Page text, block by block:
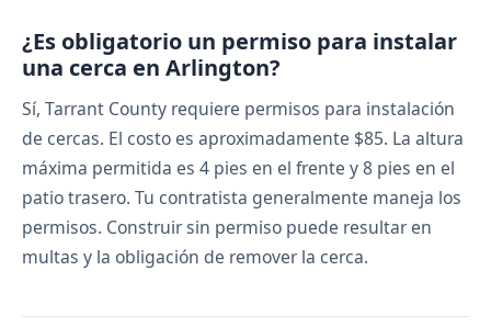
¿Es obligatorio un permiso para instalar
una cerca en Arlington?
Sí, Tarrant County requiere permisos para instalación
de cercas. El costo es aproximadamente $85. La altura
máxima permitida es 4 pies en el frente y 8 pies en el
patio trasero. Tu contratista generalmente maneja los
permisos. Construir sin permiso puede resultar en
multas y la obligación de remover la cerca.